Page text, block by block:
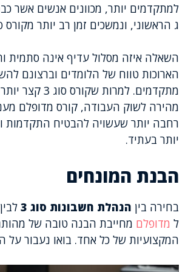
למתקדמים יותר, מכוונים אנשים אשר
ג הראשוני, ונמשכים זמן רב יותר מקורס
השאלה איזה מסלול עדיף אינה סתמית
הארוכות טווח של הלומדים וברצונם
מתקדמים. למרות
מהירה לשוק העבודה, קורס מדופלם
רחבה יותר שעשויה להבטיח התקדמות
יותר בעתיד.
הבנת המונחים
בחירה בין הנהלת חשבונות סוג 3
ל מדופלם מחייבת הבנה טובה של
המקצועיות של כל אחד. בואו נעבור על